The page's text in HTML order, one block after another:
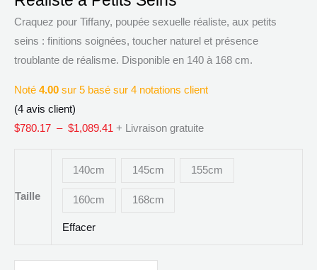
Craquez pour Tiffany, poupée sexuelle réaliste, aux petits
seins : finitions soignées, toucher naturel et présence
troublante de réalisme. Disponible en 140 à 168 cm.
Noté 4.00 sur 5 basé sur 4 notations client
(4 avis client)
$780.17 – $1,089.41
$780.17
à
$1,089.41
+ Livraison gratuite
Taille
140cm 145cm 155cm
160cm 168cm
Effacer
–
Poupée
Sexuelle
Réaliste
à
Petits